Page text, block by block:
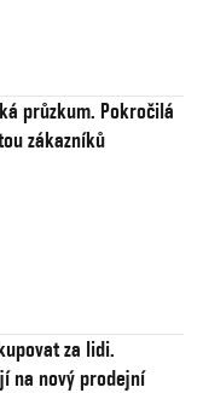
průzkum. Pokročilá
zákazníků
za lidi.
na nový prodejní